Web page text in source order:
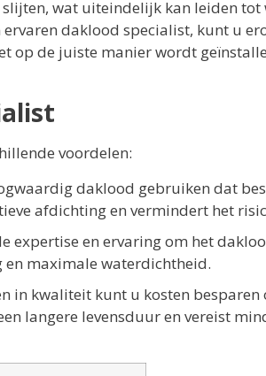
wat uiteindelijk kan leiden
daklood specialist, kunt u
op de juiste manier wordt
voordelen:
daklood gebruiken dat
afdichting en vermindert het
expertise en ervaring om het
en maximale waterdichtheid.
in kwaliteit kunt u kosten besparen
langere levensduur en vereist